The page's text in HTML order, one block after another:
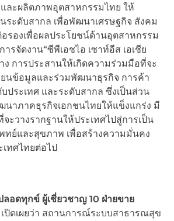
ละผลิตภาพอุตสาหกรรมไทย ให้
ระดับสากล เพื่อพัฒนาเศรษฐกิจ สังคม
อรองเพื่อผลประโยชน์ด้านอุตสาหกรรม
รจัดงาน“ซีพีเอชไอ เซาท์อีส เอเชีย
ง การประสานให้เกิดความร่วมมือที่จะ
ยนข้อมูลและร่วมพัฒนาธุรกิจ การค้า
ประเทศ และระดับสากล ซึ่งเป็นส่วน
าภาคธุรกิจเอกชนไทยให้แข็งแกร่ง มี
ะวางรากฐานให้ประเทศไปสู่การเป็น
ทย์และสุขภาพ เพื่อสร้างความมั่นคง
ทศไทยต่อไป
อดทุกข์ ผู้เชี่ยวชาญ 10 ฝ่ายขาย
เปิดเผยว่า สถานการณ์ระบบสาธารณสุข